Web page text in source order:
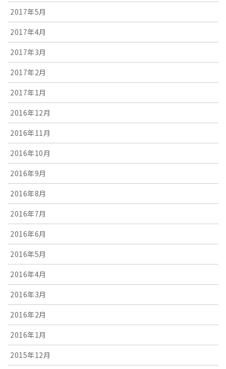
2017年5月
2017年4月
2017年3月
2017年2月
2017年1月
2016年12月
2016年11月
2016年10月
2016年9月
2016年8月
2016年7月
2016年6月
2016年5月
2016年4月
2016年3月
2016年2月
2016年1月
2015年12月